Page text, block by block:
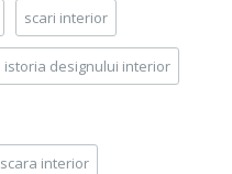
scari interior
istoria designului interior
scara interior